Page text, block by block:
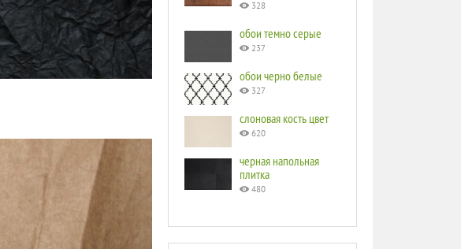
328
обои темно серые
237
обои черно белые
327
слоновая кость цвет
620
черная напольная
плитка
480